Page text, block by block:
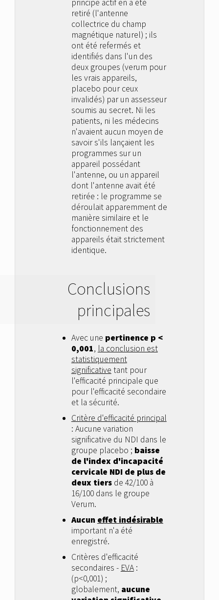
principe actif en a été
retiré (l'antenne
collectrice du champ
magnétique naturel) ; ils
ont été refermés et
identifiés dans l'un des
deux groupes (verum pour
les vrais appareils,
placebo pour ceux
invalidés) par un assesseur
soumis au secret. Ni les
patients, ni les médecins
n'avaient aucun moyen de
savoir s'ils lançaient les
programmes sur un
appareil possédant
l'antenne, ou un appareil
dont l'antenne avait été
retirée : le programme se
déroulait apparemment de
manière similaire et le
fonctionnement des
appareils était strictement
identique.
Conclusions
principales
Avec une pertinence p <
0,001, la conclusion est
statistiquement
significative tant pour
l'efficacité principale que
pour l'efficacité secondaire
et la sécurité.
Critère d'efficacité principal
: Aucune variation
significative du NDI dans le
groupe placebo ; baisse
de l'index d'incapacité
cervicale NDI de plus de
deux tiersde 42/100 à
16/100 dans le groupe
Verum.
Aucun effet indésirable
important n'a été
enregistré.
Critères d'efficacité
secondaires - EVA:
(p<0,001) ;
globalement, aucune